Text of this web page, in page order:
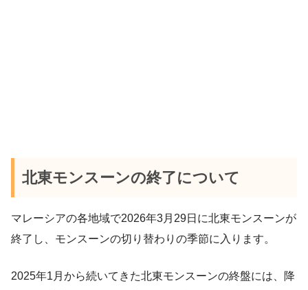
北東モンスーンの終了について
マレーシアの各地域で2026年3月29日に北東モンスーンが
終了し、モンスーンの切り替わりの季節に入ります。
2025年1月から続いてきた北東モンスーンの終盤には、降